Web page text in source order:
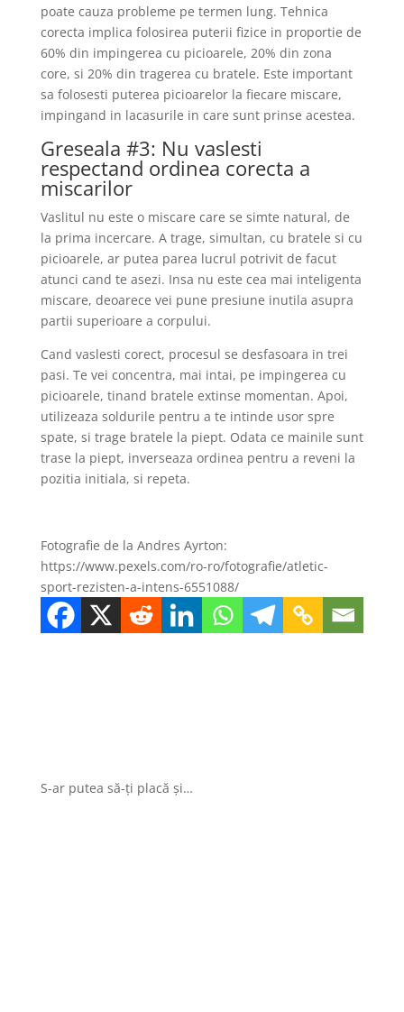
poate cauza probleme pe termen lung. Tehnica
corecta implica folosirea puterii fizice in proportie de
60% din impingerea cu picioarele, 20% din zona
core, si 20% din tragerea cu bratele. Este important
sa folosesti puterea picioarelor la fiecare miscare,
impingand in lacasurile in care sunt prinse acestea.
Greseala #3: Nu vaslesti
respectand ordinea corecta a
miscarilor
Vaslitul nu este o miscare care se simte natural, de
la prima incercare. A trage, simultan, cu bratele si cu
picioarele, ar putea parea lucrul potrivit de facut
atunci cand te asezi. Insa nu este cea mai inteligenta
miscare, deoarece vei pune presiune inutila asupra
partii superioare a corpului.
Cand vaslesti corect, procesul se desfasoara in trei
pasi. Te vei concentra, mai intai, pe impingerea cu
picioarele, tinand bratele extinse momentan. Apoi,
utilizeaza soldurile pentru a te intinde usor spre
spate, si trage bratele la piept. Odata ce mainile sunt
trase la piept, inverseaza ordinea pentru a reveni la
pozitia initiala, si repeta.
Fotografie de la Andres Ayrton:
https://www.pexels.com/ro-ro/fotografie/atletic-
sport-rezisten-a-intens-6551088/
S-ar putea să-ți placă și…